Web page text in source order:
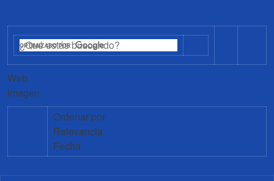
Web
Imagen
Ordenar por
Relevancia
Fecha